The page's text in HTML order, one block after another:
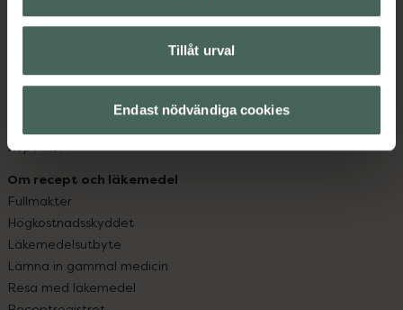
Tillåt urval
Endast nödvändiga cookies
Hitta apotek
Leverans, betalning och retur
Sajtens tillgänglighet
Köpvillkor
Om recept och läkemedel
Fullmakter
Högkostnadsskyddet
Läkemedelsutbyte
Lämna in gammal medicin
Resa med läkemedel